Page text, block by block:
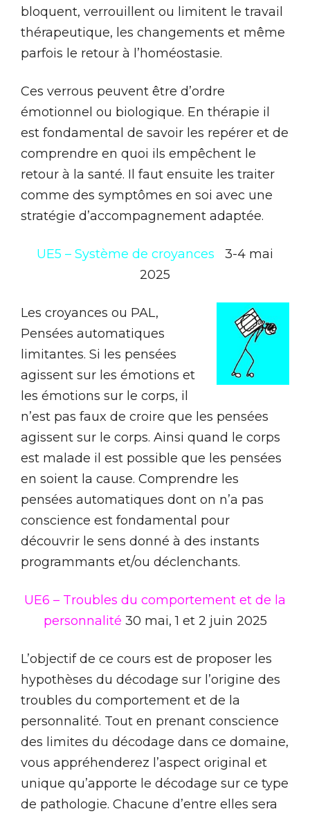
bloquent, verrouillent ou limitent le travail
thérapeutique, les changements et même
parfois le retour à l’homéostasie.
Ces verrous peuvent être d’ordre
émotionnel ou biologique. En thérapie il
est fondamental de savoir les repérer et de
comprendre en quoi ils empêchent le
retour à la santé. Il faut ensuite les traiter
comme des symptômes en soi avec une
stratégie d’accompagnement adaptée.
UE5 – Système de croyances
3-4 mai
2025
Les croyances ou PAL,
Pensées automatiques
limitantes. Si les pensées
agissent sur les émotions et
les émotions sur le corps, il
n’est pas faux de croire que les pensées
agissent sur le corps. Ainsi quand le corps
est malade il est possible que les pensées
en soient la cause. Comprendre les
pensées automatiques dont on n’a pas
conscience est fondamental pour
découvrir le sens donné à des instants
programmants et/ou déclenchants.
UE6 – Troubles du comportement et de la
personnalité 30 mai, 1 et 2 juin 2025
L’objectif de ce cours est de proposer les
hypothèses du décodage sur l’origine des
troubles du comportement et de la
personnalité. Tout en prenant conscience
des limites du décodage dans ce domaine,
vous appréhenderez l’aspect original et
unique qu’apporte le décodage sur ce type
de pathologie. Chacune d’entre elles sera